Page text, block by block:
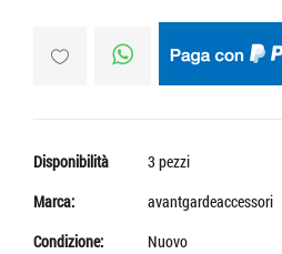
Disponibilità
3 pezzi
Marca:
avantgardeaccessori
Condizione:
Nuovo